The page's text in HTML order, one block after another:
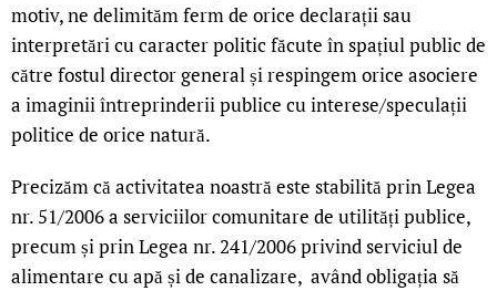
motiv, ne delimităm ferm de orice declarații sau
interpretări cu caracter politic făcute în spațiul public de
către fostul director general și respingem orice asociere
a imaginii întreprinderii publice cu interese/speculații
politice de orice natură.
Precizăm că activitatea noastră este stabilită prin Legea
nr. 51/2006 a serviciilor comunitare de utilități publice,
precum și prin Legea nr. 241/2006 privind serviciul de
alimentare cu apă și de canalizare, având obligația să